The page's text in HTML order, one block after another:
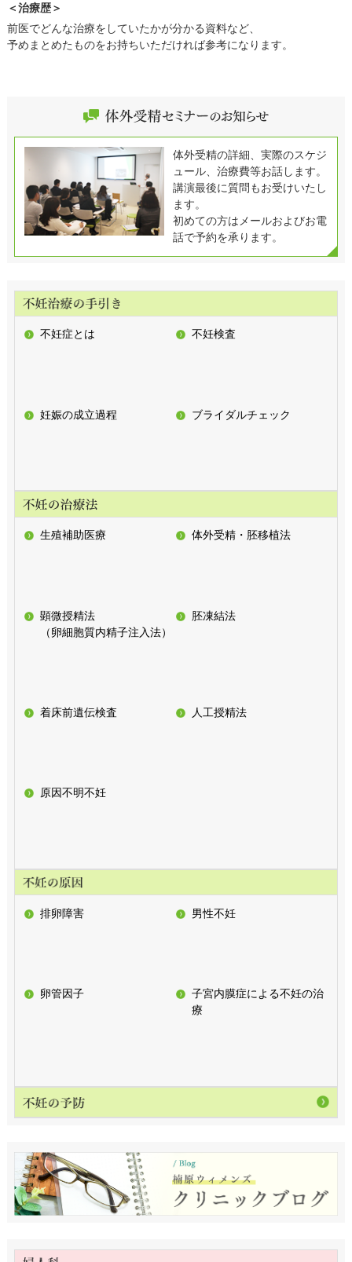
＜治療歴＞
前医でどんな治療をしていたかが分かる資料など、
予めまとめたものをお持ちいただければ参考になります。
体外受精の詳細、実際のスケジ
ュール、治療費等お話します。
講演最後に質問もお受けいたし
ます。
初めての方はメールおよびお電
話で予約を承ります。
不妊症とは 不妊検査
妊娠の成立過程 ブライダルチェック
生殖補助医療 体外受精・胚移植法
顕微授精法
（卵細胞質内精子注入法）
胚凍結法
着床前遺伝検査 人工授精法
原因不明不妊
排卵障害 男性不妊
卵管因子
子宮内膜症による不妊の治
療